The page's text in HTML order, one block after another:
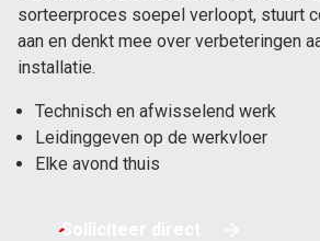
Grondwerken
Over Spelt
Offerte
sorteerproces soepel verloopt, stuurt
aan en denkt mee over verbeteringen
installatie.
Technisch en afwisselend werk
Leidinggeven op de werkvloer
Elke avond thuis
Solliciteer direct